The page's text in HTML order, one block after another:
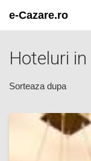
e-Cazare.ro
Hoteluri in
Sorteaza dupa